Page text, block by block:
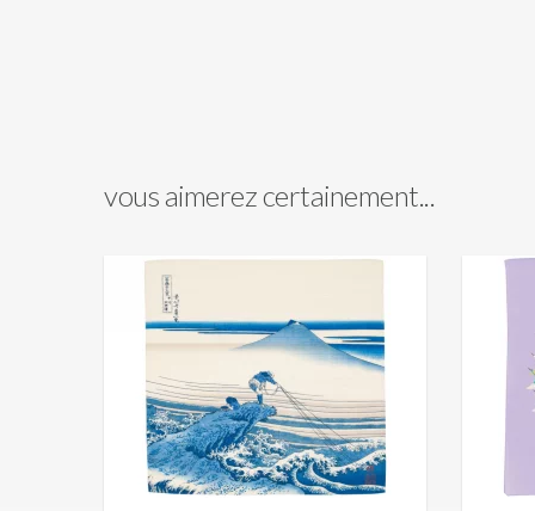
vous aimerez certainement...